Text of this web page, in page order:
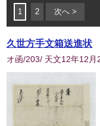
1 2 次へ >
久世方手文箱送進状
オ函/203/ 天文12年12月